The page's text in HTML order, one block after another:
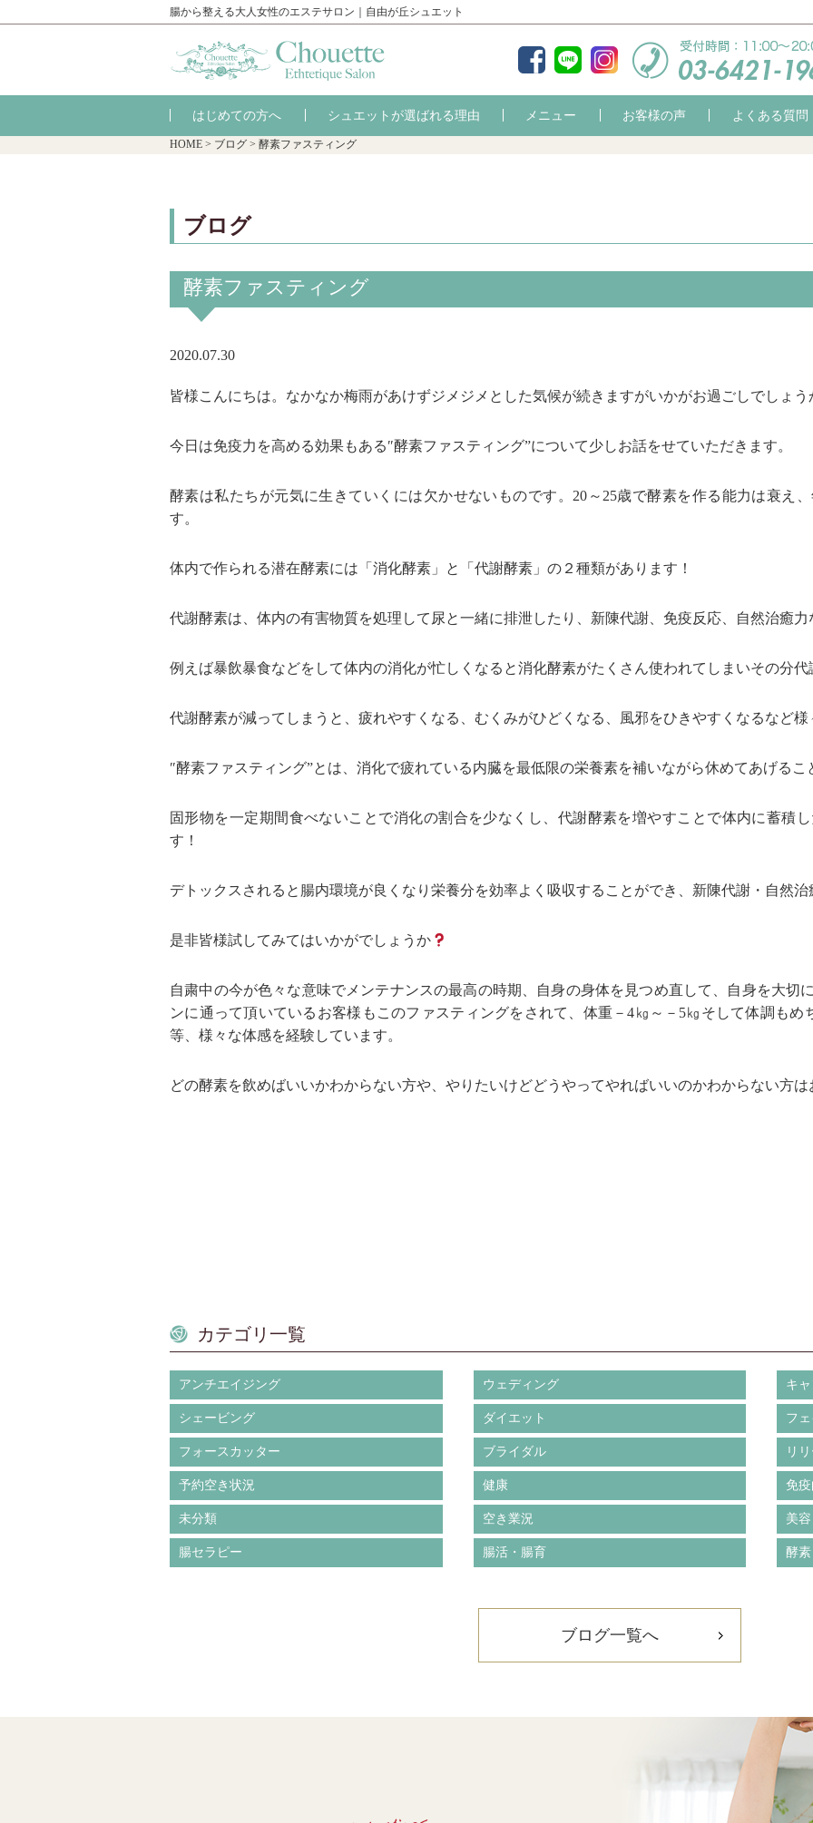
腸から整える大人女性のエステサロン｜自由が丘シュエット
はじめての方へ シュエットが選ばれる理由 メニュー お客様の声 よくある質問
HOME > ブログ > 酵素ファスティング
ブログ
酵素ファスティング
2020.07.30
皆様こんにちは。なかなか梅雨があけずジメジメとした気候が続きますがいかがお過ごしでしょう
今日は免疫力を高める効果もある″酵素ファスティング”について少しお話をせていただきます。
酵素は私たちが元気に生きていくには欠かせないものです。20～25歳で酵素を作る能力は衰え
す。
体内で作られる潜在酵素には「消化酵素」と「代謝酵素」の２種類があります！
代謝酵素は、体内の有害物質を処理して尿と一緒に排泄したり、新陳代謝、免疫反応、自然治癒力
例えば暴飲暴食などをして体内の消化が忙しくなると消化酵素がたくさん使われてしまいその分代
代謝酵素が減ってしまうと、疲れやすくなる、むくみがひどくなる、風邪をひきやすくなるなど
″酵素ファスティング”とは、消化で疲れている内臓を最低限の栄養素を補いながら休めてあげるこ
固形物を一定期間食べないことで消化の割合を少なくし、代謝酵素を増やすことで体内に蓄積
す！
デトックスされると腸内環境が良くなり栄養分を効率よく吸収することができ、新陳代謝・自然
是非皆様試してみてはいかがでしょうか
自粛中の今が色々な意味でメンテナンスの最高の時期、自身の身体を見つめ直して、自身を大切
ンに通って頂いているお客様もこのファスティングをされて、体重－4㎏～－5㎏そして体調も
等、様々な体感を経験しています。
どの酵素を飲めばいいかわからない方や、やりたいけどどうやってやればいいのかわからない方は
カテゴリ一覧
アンチエイジング ウェディング キ
シェービング ダイエット フ
フォースカッター ブライダル リ
予約空き状況 健康 免
未分類 空き業況 美容
腸セラピー 腸活・腸育 酵素
ブログ一覧へ